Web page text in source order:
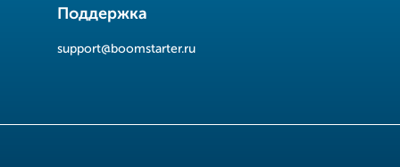
Поддержка
support@boomstarter.ru